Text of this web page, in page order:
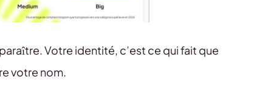
Votre identité, c’est ce qui fait que
votre nom.